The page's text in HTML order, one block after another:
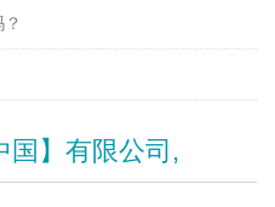
国】有限公司,